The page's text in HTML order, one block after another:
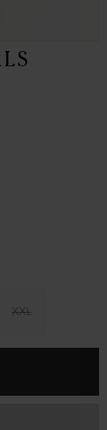
XXL